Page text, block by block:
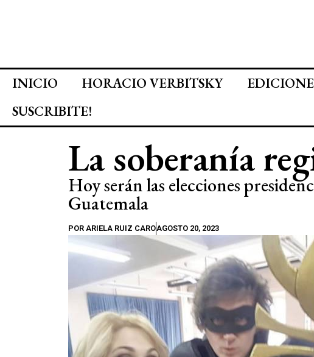
INICIO HORACIO VERBITSKY
SUSCRIBITE!
La soberanía
Hoy serán las elecciones
Guatemala
POR ARIELA RUIZ CAROAGOSTO 20, 2023